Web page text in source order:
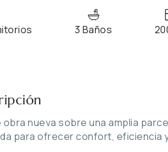
3 Baños
obra nueva sobre una amplia
para ofrecer confort, eficiencia